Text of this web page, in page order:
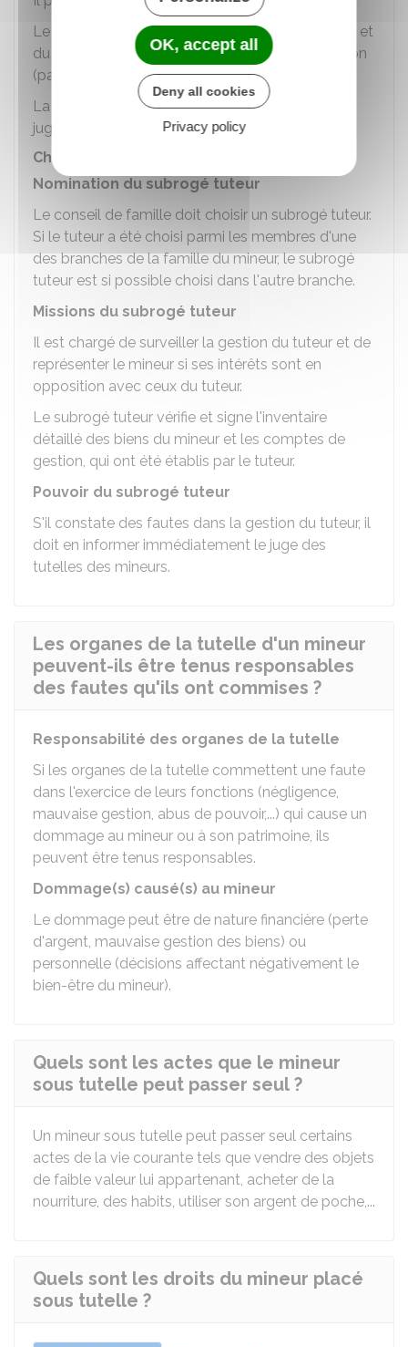
Le tuteur doit obtenir l'accord du subrogé tuteur et
du conseil de famille pour les actes de disposition
(par exemple : vente d'un bien immobilier).
La tutelle est mise en place et contrôlée par le
juge des tutelles des mineurs.
Choix et rôle du subrogé tuteur
Nomination du subrogé tuteur
Le conseil de famille doit choisir un subrogé tuteur.
Si le tuteur a été choisi parmi les membres d'une
des branches de la famille du mineur, le subrogé
tuteur est si possible choisi dans l'autre branche.
Missions du subrogé tuteur
Il est chargé de surveiller la gestion du tuteur et de
représenter le mineur si ses intérêts sont en
opposition avec ceux du tuteur.
Le subrogé tuteur vérifie et signe l'inventaire
détaillé des biens du mineur et les comptes de
gestion, qui ont été établis par le tuteur.
Pouvoir du subrogé tuteur
S'il constate des fautes dans la gestion du tuteur, il
doit en informer immédiatement le juge des
tutelles des mineurs.
Les organes de la tutelle d'un mineur
peuvent-ils être tenus responsables
des fautes qu'ils ont commises ?
Responsabilité des organes de la tutelle
Si les organes de la tutelle commettent une faute
dans l'exercice de leurs fonctions (négligence,
mauvaise gestion, abus de pouvoir,...) qui cause un
dommage au mineur ou à son patrimoine, ils
peuvent être tenus responsables.
Dommage(s) causé(s) au mineur
Le dommage peut être de nature financière (perte
d'argent, mauvaise gestion des biens) ou
personnelle (décisions affectant négativement le
bien-être du mineur).
Quels sont les actes que le mineur
sous tutelle peut passer seul ?
Un mineur sous tutelle peut passer seul certains
actes de la vie courante tels que vendre des objets
de faible valeur lui appartenant, acheter de la
nourriture, des habits, utiliser son argent de poche,...
Quels sont les droits du mineur placé
sous tutelle ?
OK, accept all
Deny all cookies
Privacy policy